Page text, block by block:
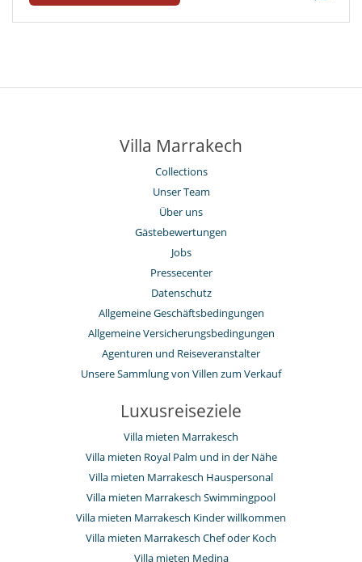
Villa Marrakech
Collections
Unser Team
Über uns
Gästebewertungen
Jobs
Pressecenter
Datenschutz
Allgemeine Geschäftsbedingungen
Allgemeine Versicherungsbedingungen
Agenturen und Reiseveranstalter
Unsere Sammlung von Villen zum Verkauf
Luxusreiseziele
Villa mieten Marrakesch
Villa mieten Royal Palm und in der Nähe
Villa mieten Marrakesch Hauspersonal
Villa mieten Marrakesch Swimmingpool
Villa mieten Marrakesch Kinder willkommen
Villa mieten Marrakesch Chef oder Koch
Villa mieten Medina